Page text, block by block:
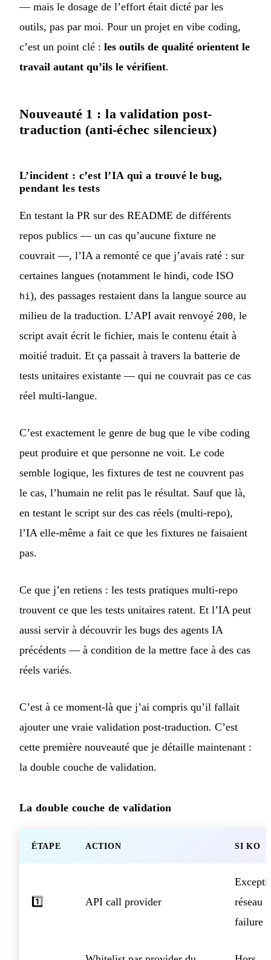
— mais le dosage de l’effort était dicté par les
outils, pas par moi. Pour un projet en vibe coding,
c’est un point clé : les outils de qualité orientent le
travail autant qu’ils le vérifient.
Nouveauté 1 : la validation post-
traduction (anti-échec silencieux)
L’incident : c’est l’IA qui a trouvé le bug,
pendant les tests
En testant la PR sur des README de différents
repos publics — un cas qu’aucune fixture ne
couvrait —, l’IA a remonté ce que j’avais raté : sur
certaines langues (notamment le hindi, code ISO
hi), des passages restaient dans la langue source au
milieu de la traduction. L’API avait renvoyé 200, le
script avait écrit le fichier, mais le contenu était à
moitié traduit. Et ça passait à travers la batterie de
tests unitaires existante — qui ne couvrait pas ce cas
réel multi-langue.
C’est exactement le genre de bug que le vibe coding
peut produire et que personne ne voit. Le code
semble logique, les fixtures de test ne couvrent pas
le cas, l’humain ne relit pas le résultat. Sauf que là,
en testant le script sur des cas réels (multi-repo),
l’IA elle-même a fait ce que les fixtures ne faisaient
pas.
Ce que j’en retiens : les tests pratiques multi-repo
trouvent ce que les tests unitaires ratent. Et l’IA peut
aussi servir à découvrir les bugs des agents IA
précédents — à condition de la mettre face à des cas
réels variés.
C’est à ce moment-là que j’ai compris qu’il fallait
ajouter une vraie validation post-traduction. C’est
cette première nouveauté que je détaille maintenant :
la double couche de validation.
La double couche de validation
ÉTAPE ACTION SI KO
1️⃣ API call provider
réseau
failure